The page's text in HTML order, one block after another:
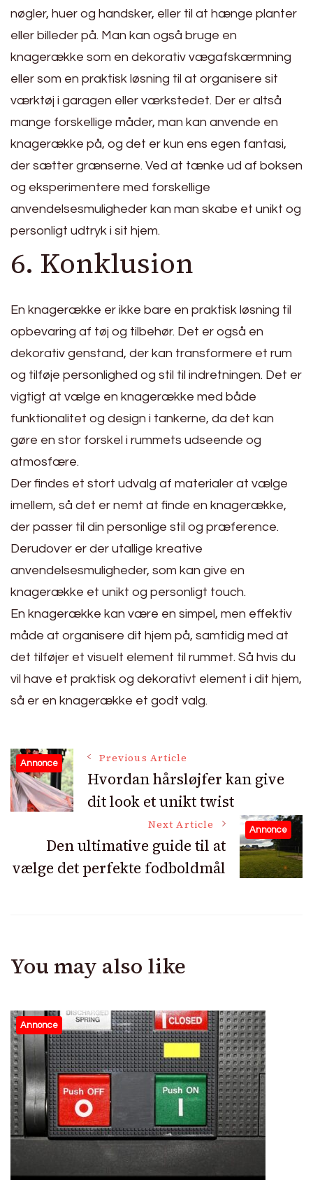
nøgler, huer og handsker, eller til at hænge planter
eller billeder på. Man kan også bruge en
knagerække som en dekorativ vægafskærmning
eller som en praktisk løsning til at organisere sit
værktøj i garagen eller værkstedet. Der er altså
mange forskellige måder, man kan anvende en
knagerække på, og det er kun ens egen fantasi,
der sætter grænserne. Ved at tænke ud af boksen
og eksperimentere med forskellige
anvendelsesmuligheder kan man skabe et unikt og
personligt udtryk i sit hjem.
6. Konklusion
En knagerække er ikke bare en praktisk løsning til
opbevaring af tøj og tilbehør. Det er også en
dekorativ genstand, der kan transformere et rum
og tilføje personlighed og stil til indretningen. Det er
vigtigt at vælge en knagerække med både
funktionalitet og design i tankerne, da det kan
gøre en stor forskel i rummets udseende og
atmosfære.
Der findes et stort udvalg af materialer at vælge
imellem, så det er nemt at finde en knagerække,
der passer til din personlige stil og præference.
Derudover er der utallige kreative
anvendelsesmuligheder, som kan give en
knagerække et unikt og personligt touch.
En knagerække kan være en simpel, men effektiv
måde at organisere dit hjem på, samtidig med at
det tilføjer et visuelt element til rummet. Så hvis du
vil have et praktisk og dekorativt element i dit hjem,
så er en knagerække et godt valg.
Post
Navigation
Annonce Previous Article
Hvordan hårsløjfer kan give
dit look et unikt twist
Annonce
Next Article
Den ultimative guide til at
vælge det perfekte fodboldmål
You may also like
Annonce